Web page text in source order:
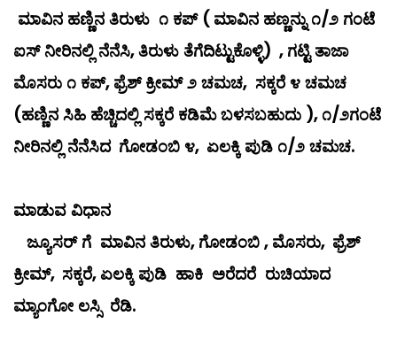
ಮಾವಿನ ಹಣ್ಣಿನ ತಿರುಳು ೧ ಕಪ್ ( ಮಾವಿನ ಹಣ್ಣನ್ನು ೧/೨ ಗಂಟೆ
ಐಸ್ ನೀರಿನಲ್ಲಿ ನೆನೆಸಿ, ತಿರುಳು ತೆಗೆದಿಟ್ಟುಕೊಳ್ಳಿ) , ಗಟ್ಟಿ ತಾಜಾ
ಮೊಸರು ೧ ಕಪ್, ಫ್ರೆಶ್ ಕ್ರೀಮ್ ೨ ಚಮಚ, ಸಕ್ಕರೆ ೪ ಚಮಚ
(ಹಣ್ಣಿನ ಸಿಹಿ ಹೆಚ್ಚಿದಲ್ಲಿ ಸಕ್ಕರೆ ಕಡಿಮೆ ಬಳಸಬಹುದು ), ೧/೨ಗಂಟೆ
ನೀರಿನಲ್ಲಿ ನೆನೆಸಿದ ಗೋಡಂಬಿ ೪, ಏಲಕ್ಕಿ ಪುಡಿ ೧/೨ ಚಮಚ.
ಮಾಡುವ ವಿಧಾನ
ಜ್ಯೂಸರ್ ಗೆ ಮಾವಿನ ತಿರುಳು, ಗೋಡಂಬಿ , ಮೊಸರು, ಫ್ರೆಶ್
ಕ್ರೀಮ್, ಸಕ್ಕರೆ, ಏಲಕ್ಕಿ ಪುಡಿ ಹಾಕಿ ಅರೆದರೆ ರುಚಿಯಾದ
ಮ್ಯಾಂಗೋ ಲಸ್ಸಿ ರೆಡಿ.